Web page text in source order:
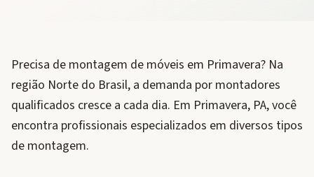
Precisa de montagem de móveis em Primavera? Na
região Norte do Brasil, a demanda por montadores
qualificados cresce a cada dia. Em Primavera, PA, você
encontra profissionais especializados em diversos tipos
de montagem.